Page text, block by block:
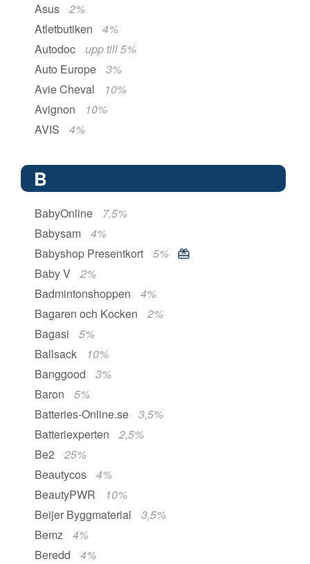
Asus
2%
Atletbutiken
4%
Autodoc
upp till 5%
Auto Europe
3%
Avie Cheval
10%
Avignon
10%
AVIS
4%
B
BabyOnline
7,5%
Babysam
4%
Babyshop Presentkort
5%
Baby V
2%
Badmintonshoppen
4%
Bagaren och Kocken
2%
Bagasi
5%
Ballsack
10%
Banggood
3%
Baron
5%
Batteries-Online.se
3,5%
Batteriexperten
2,5%
Be2
25%
Beautycos
4%
BeautyPWR
10%
Beijer Byggmaterial
3,5%
Bemz
4%
Beredd
4%